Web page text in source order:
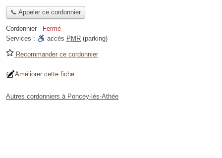
📞 Appeler ce cordonnier
Cordonnier - Fermé
Services :
accès PMR (parking)
Recommander ce cordonnier
Améliorer cette fiche
Autres cordonniers à Poncey-lès-Athée